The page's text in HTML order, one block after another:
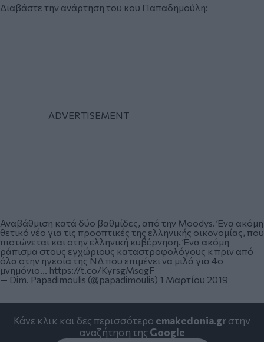
Διαβάστε την ανάρτηση του κου Παπαδημούλη:
Αναβάθμιση κατά δύο βαθμίδες, από την Moodys. Ένα ακόμη
θετικό νέο για τις προοπτικές της ελληνικής οικονομίας, που
πιστώνεται και στην ελληνική κυβέρνηση. Ένα ακόμη
ράπισμα στους εγχώριους καταστροφολόγους κ πριν από
όλα στην ηγεσία της ΝΔ που επιμένει να μιλά για 4ο
μνημόνιο... https://t.co/KyrsgMsqgF
— Dim. Papadimoulis (@papadimoulis) 1 Μαρτίου 2019
Κάνε κλικ και δες περισσότερο emakedonia.grστην
αναζήτηση της Google